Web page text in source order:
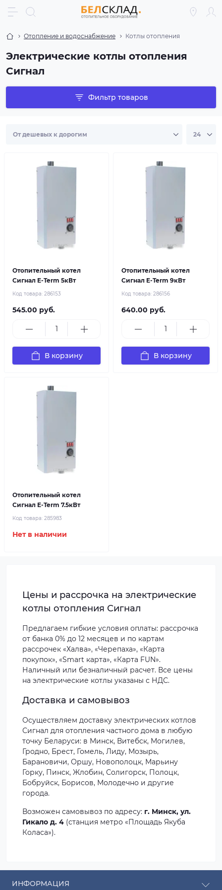
Отопление и водоснабжение Котлы отопления
Электрические котлы отопления
Сигнал
Фильтр товаров
Отопительный котел
Сигнал E-Term 5кВт
Код товара: 286153
545.00 руб.
В корзину
Отопительный котел
Сигнал E-Term 9кВт
Код товара: 286156
640.00 руб.
В корзину
Отопительный котел
Сигнал E-Term 7.5кВт
Код товара: 285983
Нет в наличии
Цены и рассрочка на электрические
котлы отопления Сигнал
Предлагаем гибкие условия оплаты: рассрочка
от банка 0% до 12 месяцев и по картам
рассрочек «Халва», «Черепаха», «Карта
покупок», «Smart карта», «Карта FUN».
Наличный или безналичный расчет. Все цены
на электрические котлы указаны с НДС.
Доставка и самовывоз
Осуществляем доставку электрических котлов
Сигнал для отопления частного дома в любую
точку Беларуси: в Минск, Витебск, Могилев,
Гродно, Брест, Гомель, Лиду, Мозырь,
Барановичи, Оршу, Новополоцк, Марьину
Горку, Пинск, Жлобин, Солигорск, Полоцк,
Бобруйск, Борисов, Молодечно и другие
города.
Возможен самовывоз по адресу: г. Минск, ул.
Гикало д. 4 (станция метро «Площадь Якуба
Коласа»).
ИНФОРМАЦИЯ